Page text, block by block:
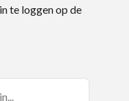
te loggen op de